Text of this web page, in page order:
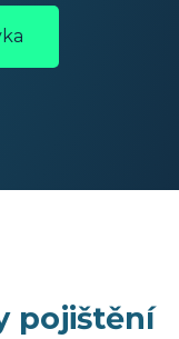
pojištění